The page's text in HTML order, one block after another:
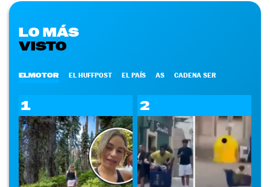
LO MÁS
VISTO
ELMOTOR EL HUFFPOST EL PAÍS AS CADENA SER
1 2